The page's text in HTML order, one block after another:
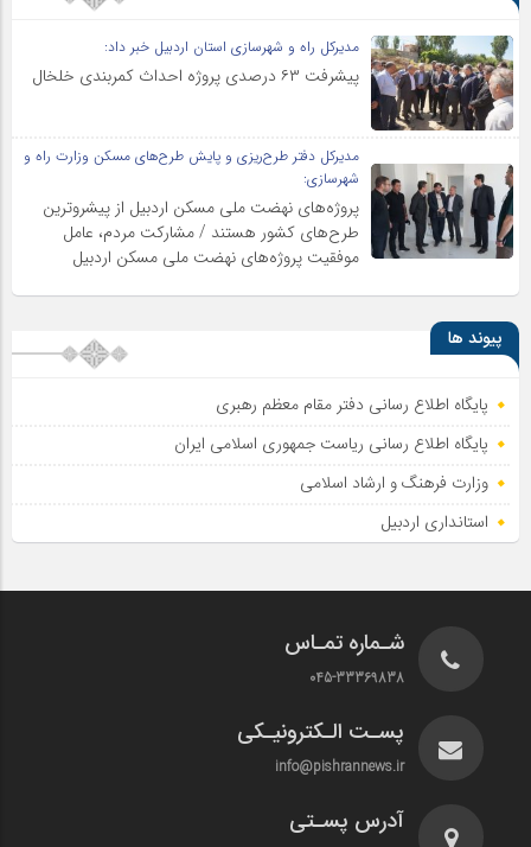
مدیرکل راه و شهرسازی استان اردبیل خبر داد:
پیشرفت ۶۳ درصدی پروژه احداث کمربندی خلخال
مدیرکل دفتر طرح‌ریزی و پایش طرح‌های مسکن وزارت راه و
شهرسازی:
پروژه‌های نهضت ملی مسکن اردبیل از پیشروترین
طرح‌های کشور هستند / مشارکت مردم، عامل
موفقیت پروژه‌های نهضت ملی مسکن اردبیل
پیوند ها
پایگاه اطلاع رسانی دفتر مقام معظم رهبری
پایگاه اطلاع‌ رسانی ریاست‌ جمهوری اسلامی ایران
وزارت فرهنگ و ارشاد اسلامی
استانداری اردبیل
شـماره تمـاس
045-33369838
پسـت الـکترونیـکی
info@pishrannews.ir
آدرس پسـتی